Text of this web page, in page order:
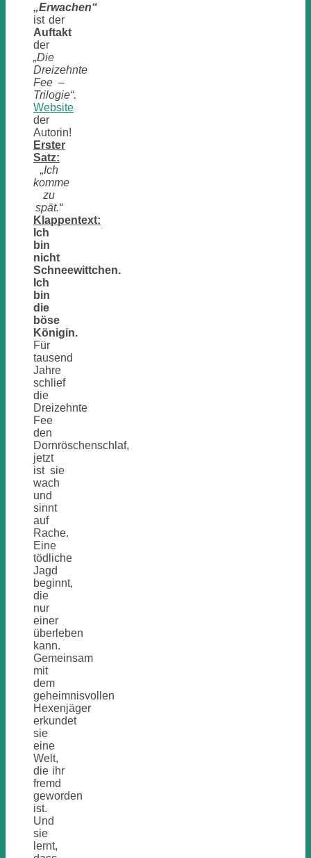
„Erwachen“
ist der
Auftakt
der
„Die
Dreizehnte
Fee –
Trilogie“.
Website
der
Autorin!
Erster
Satz:
„Ich
komme
zu
spät.“
Klappentext:
Ich
bin
nicht
Schneewittchen.
Ich
bin
die
böse
Königin.
Für
tausend
Jahre
schlief
die
Dreizehnte
Fee
den
Dornröschenschlaf,
jetzt
ist sie
wach
und
sinnt
auf
Rache.
Eine
tödliche
Jagd
beginnt,
die
nur
einer
überleben
kann.
Gemeinsam
mit
dem
geheimnisvollen
Hexenjäger
erkundet
sie
eine
Welt,
die ihr
fremd
geworden
ist.
Und
sie
lernt,